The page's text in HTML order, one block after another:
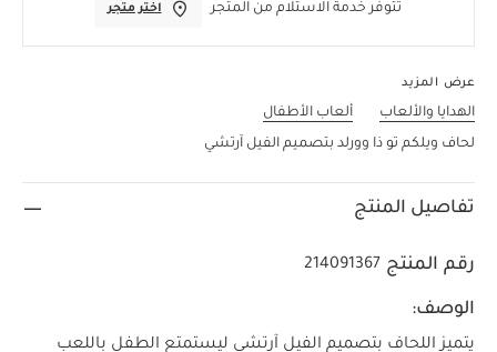
تتوفر خدمة الاستلام من المتجر اختر متجر
عرض المزيد
الهدايا والألعاب
ألعاب الأطفال
لحاف ويلكم تو ذا وورلد بتصميم الفيل آرتشي
تفاصيل المنتج
رقم المنتج 214091367
الوصف:
يتميز اللحاف بتصميم الفيل آرتشي ليستمتع الطفل باللعب